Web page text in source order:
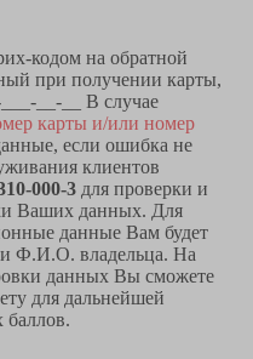
кодом на обратной
при получении карты,
__-__ В случае
карты и/или номер
если ошибка не
клиентов
000-3 для проверки и
Ваших данных. Для
данные Вам будет
и Ф.И.О. владельца. На
данных Вы сможете
для дальнейшей
баллов.